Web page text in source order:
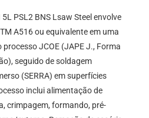
PSL2 BNS Lsaw Steel envolve
A516 ou equivalente em uma
JCOE (JAPE J., Forma
seguido de soldagem
(SERRA) em superfícies
inclui alimentação de
crimpagem, formando, pré-